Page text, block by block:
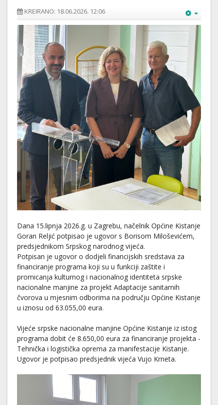
KREIRANO: 18.06.2026. 12:06
Dana 15.lipnja 2026.g. u Zagrebu, načelnik Općine Kistanje
Goran Reljić potpisao je ugovor s Borisom Miloševićem,
predsjednikom Srpskog narodnog vijeća.
Potpisan je ugovor o dodjeli financijskih sredstava za
financiranje programa koji su u funkciji zaštite i
promicanja kulturnog i nacionalnog identiteta srpske
nacionalne manjine za projekt Adaptacije sanitarnih
čvorova u mjesnim odborima na području Općine Kistanje
u iznosu od 63.055,00 eura.
Vijeće srpske nacionalne manjine Općine Kistanje iz istog
programa dobit će 8.650,00 eura za financiranje projekta -
Tehnička i logistička oprema za manifestacije Kistanje.
Ugovor je potpisao predsjednik vijeća Vujo Krneta.